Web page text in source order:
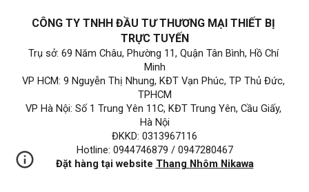
CÔNG TY TNHH ĐẦU TƯ THƯƠNG MẠI THIẾT BỊ
TRỰC TUYẾN
Trụ sở: 69 Năm Châu, Phường 11, Quận Tân Bình, Hồ Chí
Minh
VP HCM: 9 Nguyễn Thị Nhung, KĐT Vạn Phúc, TP Thủ Đức,
TPHCM
VP Hà Nội: Số 1 Trung Yên 11C, KĐT Trung Yên, Cầu Giấy,
Hà Nội
ĐKKD: 0313967116
Hotline: 0944746879 / 0947280467
Đặt hàng tại website Thang Nhôm Nikawa